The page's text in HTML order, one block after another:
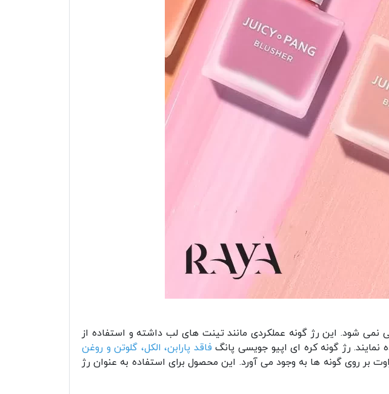
نمی شود. این رژ گونه عملکردی مانند تینت های لب داشته و استفاده از
رژ گونه کره ای اپیو جویسی پانگ فاقد پارابن، الکل، گلوتن و روغن
بر روی گونه ها به وجود می آورد. این محصول برای استفاده به عنوان رژ